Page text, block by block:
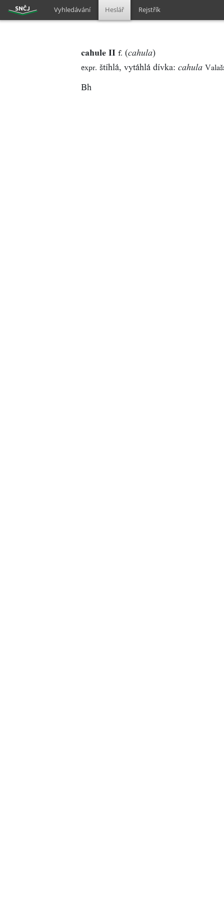
Vyhledávání Heslář Rejstřík
cahule II f. (cahula)
expr. štíhlá, vytáhlá dívka: cahula
Bh